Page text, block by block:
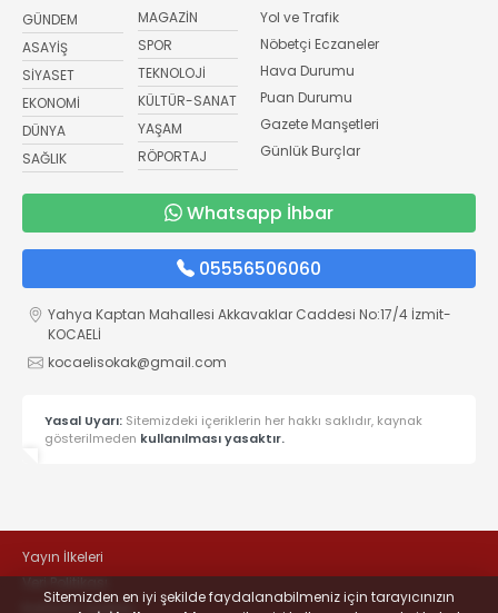
GÜNDEM
ASAYİŞ
SİYASET
EKONOMİ
DÜNYA
SAĞLIK
MAGAZİN
SPOR
TEKNOLOJİ
KÜLTÜR-SANAT
YAŞAM
RÖPORTAJ
Yol ve Trafik
Nöbetçi Eczaneler
Hava Durumu
Puan Durumu
Gazete Manşetleri
Günlük Burçlar
Whatsapp İhbar
05556506060
Yahya Kaptan Mahallesi Akkavaklar Caddesi No:17/4 İzmit-
KOCAELİ
kocaelisokak@gmail.com
Yasal Uyarı: Sitemizdeki içeriklerin her hakkı saklıdır, kaynak
gösterilmeden kullanılması yasaktır.
Yayın İlkeleri
Veri Politikası
Kullanım Şartları
Sitemizden en iyi şekilde faydalanabilmeniz için tarayıcınızın